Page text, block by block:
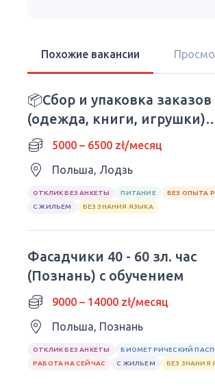
Похожие вакансии
📦Сбор и упаковка заказов
(одежда, книги, игрушки)
Дневные изменения
5000 – 6500 zł/месяц
Польша, Лодзь
ОТКЛИК БЕЗ АНКЕТЫ ПИТАНИЕ
БЕЗ ОПЫТА
С ЖИЛЬЕМ
БЕЗ ЗНАНИЯ ЯЗЫКА
Фасадчики 40 - 60 зл. час
(Познань) с обучением
9000 – 14000 zł/месяц
Польша, Познань
ОТКЛИК БЕЗ АНКЕТЫ
БИОМЕТРИЧЕСКИЙ
РАБОТА НА СЕЙЧАС
С ЖИЛЬЕМ БЕЗ ЗНАНИЯ